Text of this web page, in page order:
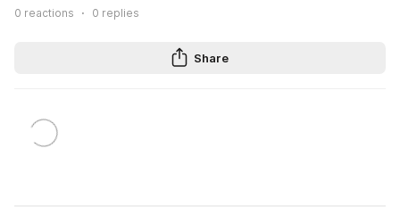
0 reactions 0 replies
Share